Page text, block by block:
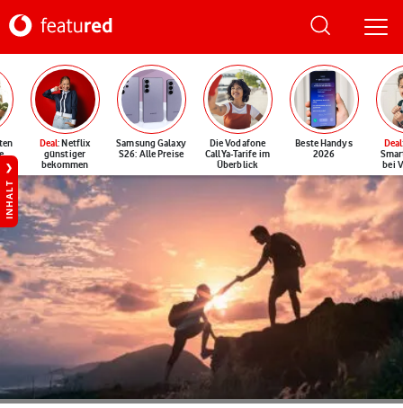
Deal: Netflix
günstiger
bekommen
Samsung Galaxy
S26: Alle Preise
Die Vodafone
CallYa-Tarife im
Überblick
Beste Handys
2026
Deal
bei
INHALT